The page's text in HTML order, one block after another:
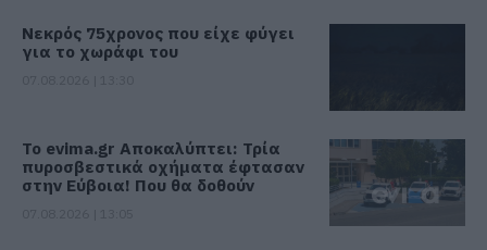
Νεκρός 75χρονος που είχε φύγει
για το χωράφι του
Το evima.gr Αποκαλύπτει: Τρία
πυροσβεστικά οχήματα έφτασαν
στην Εύβοια! Που θα δοθούν